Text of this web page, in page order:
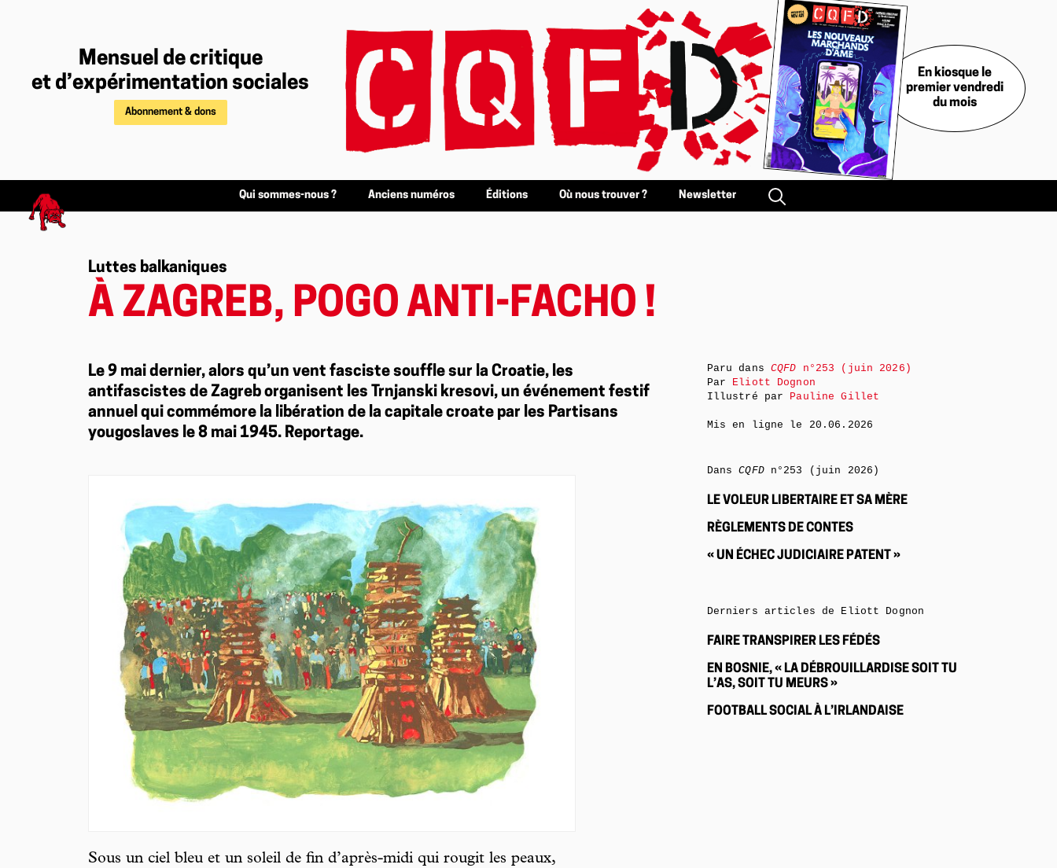
Mensuel de critique
et d’expérimentation sociales
Abonnement & dons
En kiosque le
premier vendredi
du mois
Qui sommes-nous ? Anciens numéros Éditions Où nous trouver ? Newsletter
Luttes balkaniques
À ZAGREB, POGO ANTI-FACHO !
Le 9 mai dernier, alors qu’un vent fasciste souffle sur la Croatie, les
antifascistes de Zagreb organisent les Trnjanski kresovi, un événement festif
annuel qui commémore la libération de la capitale croate par les Partisans
yougoslaves le 8 mai 1945. Reportage.
Sous un ciel bleu et un soleil de fin d’après-midi qui rougit les peaux,
Paru dans CQFD n°253 (juin 2026)
Par Eliott Dognon
Illustré par Pauline Gillet
Mis en ligne le 20.06.2026
DansCQFDn°253 (juin 2026)
LE VOLEUR LIBERTAIRE ET SA MÈRE
RÈGLEMENTS DE CONTES
« UN ÉCHEC JUDICIAIRE PATENT »
Derniers articles de Eliott Dognon
FAIRE TRANSPIRER LES FÉDÉS
EN BOSNIE, « LA DÉBROUILLARDISE SOIT TU
L’AS, SOIT TU MEURS »
FOOTBALL SOCIAL À L’IRLANDAISE